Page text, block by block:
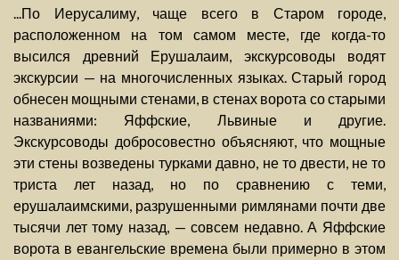
...По Иерусалиму, чаще всего в Старом городе,
расположенном на том самом месте, где когда-то
высился древний Ерушалаим, экскурсоводы водят
экскурсии — на многочисленных языках. Старый город
обнесен мощными стенами, в стенах ворота со старыми
названиями: Яффские, Львиные и другие.
Экскурсоводы добросовестно объясняют, что мощные
эти стены возведены турками давно, не то двести, не то
триста лет назад, но по сравнению с теми,
ерушалаимскими, разрушенными римлянами почти две
тысячи лет тому назад, — совсем недавно. А Яффские
ворота в евангельские времена были примерно в этом